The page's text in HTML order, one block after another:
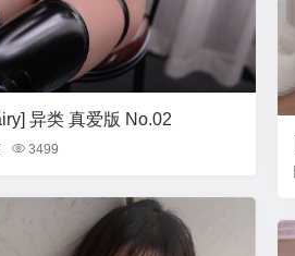
异类 真爱版 No.02
3499